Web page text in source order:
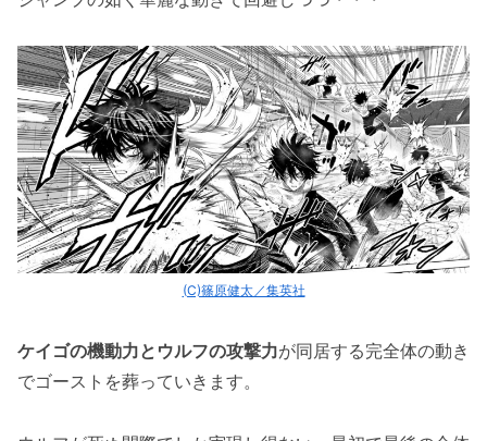
(C)篠原健太／集英社
ケイゴの機動力とウルフの攻撃力が同居する完全体の動き
でゴーストを葬っていきます。